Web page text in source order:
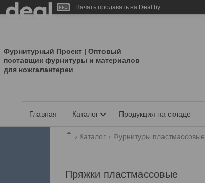
Начать продавать на Deal.by
Фурнитурный Проект | Оптовый
поставщик фурнитуры и материалов
для кожгалантереи
Главная Каталог Продукция на складе
Каталог Фурнитуры пластмассовые
Пряжки пластмассовые